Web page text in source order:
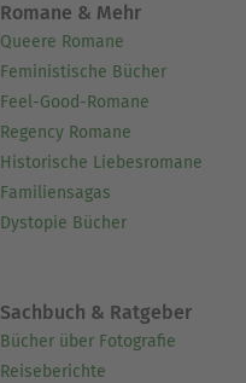
Romane & Mehr
Queere Romane
Feministische Bücher
Feel-Good-Romane
Regency Romane
Historische Liebesromane
Familiensagas
Dystopie Bücher
Sachbuch & Ratgeber
Bücher über Fotografie
Reiseberichte